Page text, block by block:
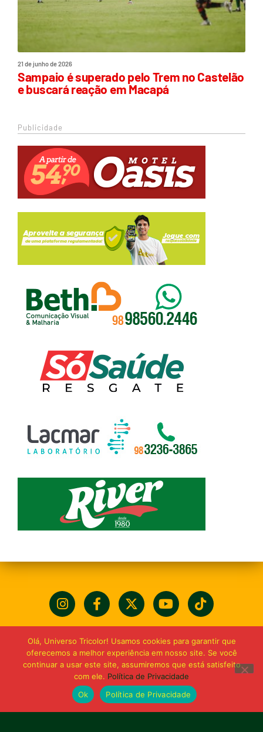
21 de junho de 2026
Sampaio é superado pelo Trem no Castelão
e buscará reação em Macapá
Publicidade
Olá, Universo Tricolor! Usamos cookies para garantir que
oferecemos a melhor experiência em nosso site. Se você
continuar a usar este site, assumiremos que está satisfeito
com ele. Política de Privacidade
Ok
Política de Privacidade